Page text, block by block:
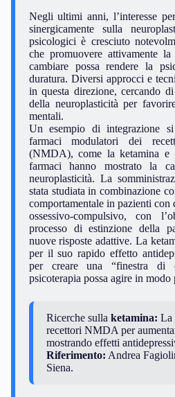
Negli ultimi anni, l’interesse
sinergicamente sulla
psicologici è cresciuto
che promuovere attivamente
cambiare possa rendere la
duratura. Diversi approcci e
in questa direzione, cercando
della neuroplasticità per
mentali.
Un esempio di integrazione
farmaci modulatori dei
(NMDA), come la ketamina e
farmaci hanno mostrato la
neuroplasticità. La
stata studiata in combinazione
comportamentale in pazienti con
ossessivo-compulsivo, con
processo di estinzione della
nuove risposte adattive. La
per il suo rapido effetto
per creare una “finestra di
psicoterapia possa agire in
Ricerche sullaketamina: La
recettori NMDA per
mostrando effetti
Riferimento: Andrea
Siena.